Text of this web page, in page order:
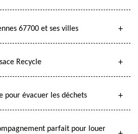
67700 et ses villes
Recycle
pour évacuer les déchets
parfait pour louer